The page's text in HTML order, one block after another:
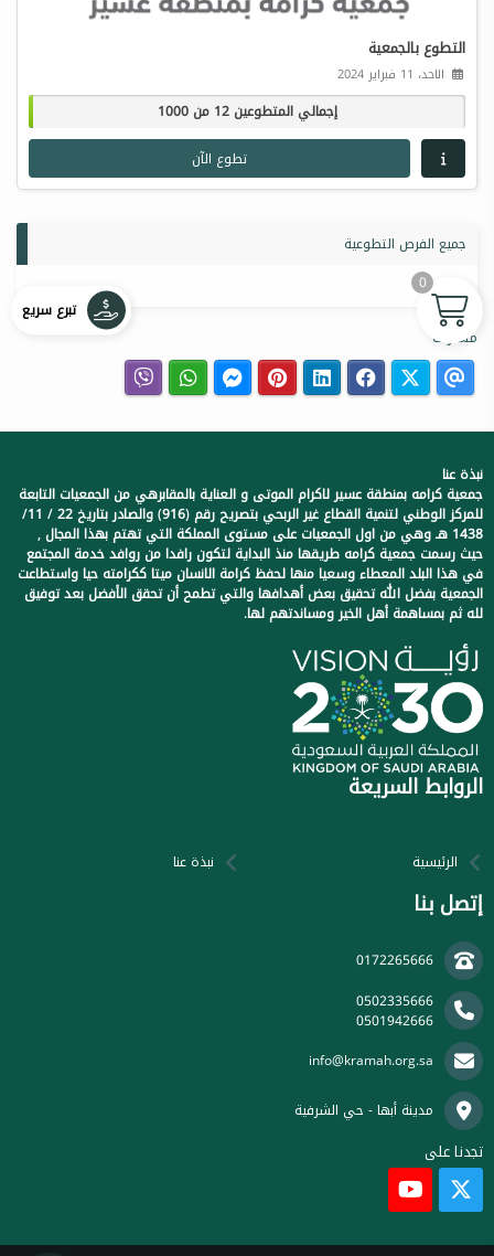
التطوع بالجمعية
الاحد، 11 فبراير 2024
إجمالي المتطوعين 12 من 1000
تطوع الآن
جميع الفرص التطوعية
مشاركة
نبذة عنا
جمعية كرامه بمنطقة عسير لاكرام الموتى و العناية بالمقابرهي من الجمعيات التابعة
للمركز الوطني لتنمية القطاع غير الربحي بتصريح رقم (916) والصادر بتاريخ 22 / 11/
1438 هـ وهي من اول الجمعيات على مستوى المملكة التي تهتم بهذا المجال ,
حيث رسمت جمعية كرامه طريقها منذ البداية لتكون رافدا من روافد خدمة المجتمع
في هذا البلد المعطاء وسعيا منها لحفظ كرامة الانسان ميتا ككرامته حيا واستطاعت
الجمعية بفضل الله تحقيق بعض أهدافها والتي تطمح أن تحقق الأفضل بعد توفيق
لله ثم بمساهمة أهل الخير ومساندتهم لها.
الروابط السريعة
الرئيسية نبذة عنا
إتصل بنا
0172265666
0502335666
0501942666
info@kramah.org.sa
مدينة أبها - حي الشرفية
تجدنا على
تبرع سريع
0